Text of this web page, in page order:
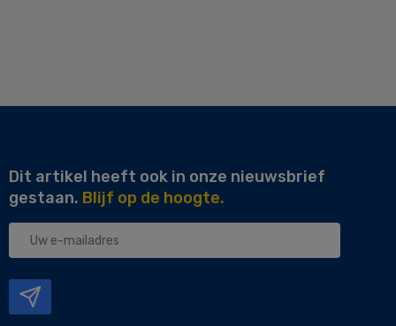
Dit artikel heeft ook in onze nieuwsbrief
gestaan. Blijf op de hoogte.
Uw